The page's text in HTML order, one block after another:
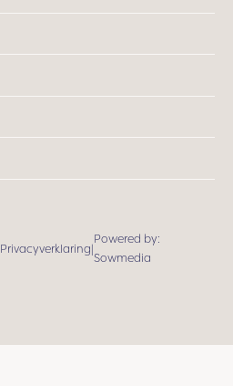
Privacyverklaring|
Powered by:
Sowmedia